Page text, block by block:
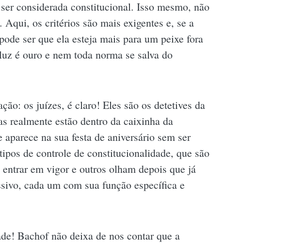
considerada constitucional. Isso mesmo, não
os critérios são mais exigentes e, se a
ser que ela esteja mais para um peixe fora
é ouro e nem toda norma se salva do
os juízes, é claro! Eles são os detetives da
realmente estão dentro da caixinha da
na sua festa de aniversário sem ser
de controle de constitucionalidade, que são
em vigor e outros olham depois que já
cada um com sua função específica e
Bachof não deixa de nos contar que a